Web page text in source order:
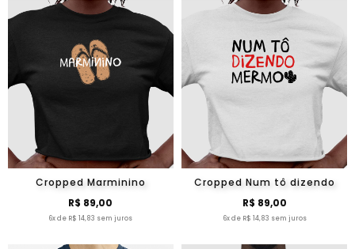
Cropped Marminino
R$ 89,00
6x de R$ 14,83 sem juros
Cropped Num tô dizendo
R$ 89,00
6x de R$ 14,83 sem juros